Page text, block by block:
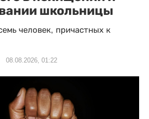
школьницы
человек, причастных к
08.08.2026, 01:22